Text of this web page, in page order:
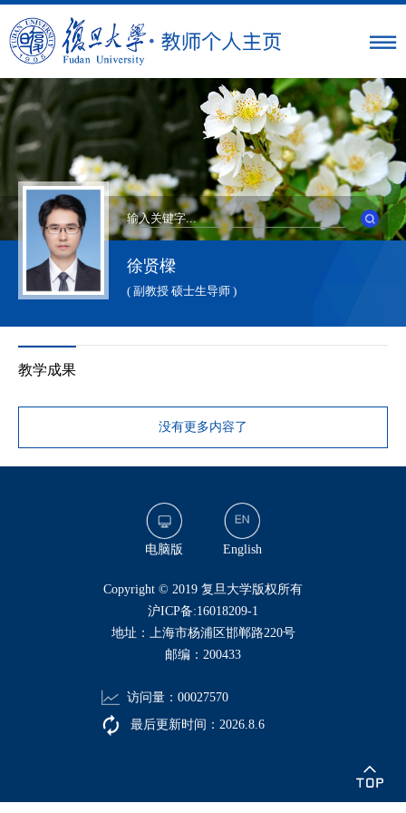
徐贤樑
( 副教授 硕士生导师 )
教学成果
没有更多内容了
电脑版 English
​Copyright © 2019 复旦大学版权所有
沪ICP备:16018209-1
地址：上海市杨浦区邯郸路220号
邮编：200433
访问量： 00027570
最后更新时间： 2026 8 6